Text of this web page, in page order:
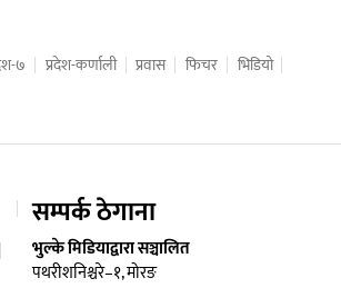
७ प्रदेश-कर्णाली प्रवास फिचर भिडियो
सम्पर्क ठेगाना
भुल्के मिडियाद्वारा सञ्चालित
पथरीशनिश्चरे–१, मोरङ